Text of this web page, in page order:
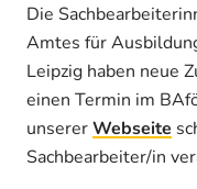
Die
Amtes für
Leipzig haben neue
einen Termin im
unsererWebseite
Sachbearbeiter/in